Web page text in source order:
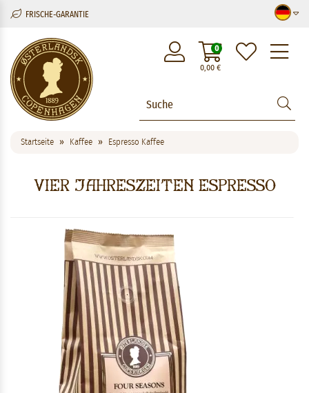
FRISCHE-GARANTIE
0,00€
0
Startseite Kaffee Espresso Kaffee
Vier Jahreszeiten Espresso